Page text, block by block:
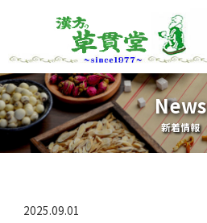
News
新着情報
2025.09.01